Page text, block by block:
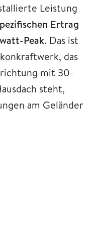
Leistung
Ertrag
Peak. Das ist
das
mit 30-
steht,
am Geländer